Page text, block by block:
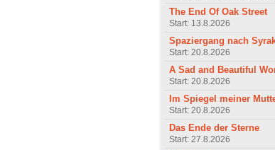
The End Of Oak Street
Start: 13.8.2026
Spaziergang nach
Start: 20.8.2026
A Sad and Beautiful
Start: 20.8.2026
Im Spiegel meiner
Start: 20.8.2026
Das Ende der Sterne
Start: 27.8.2026